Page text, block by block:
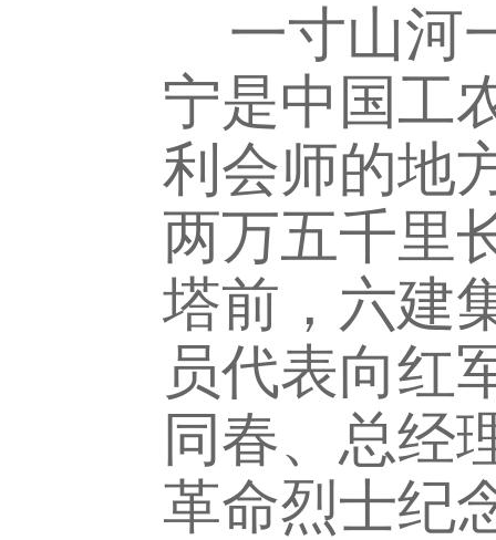
一寸山河
宁是中国工
利会师的地
两万五千里
塔前，六建
员代表向红
同春、总经
革命烈士纪